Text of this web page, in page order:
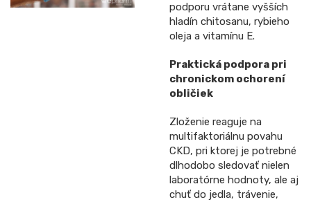
podporu vrátane vyšších
hladín chitosanu, rybieho
oleja a vitamínu E.
Praktická podpora pri
chronickom ochorení
obličiek
Zloženie reaguje na
multifaktoriálnu povahu
CKD, pri ktorej je potrebné
dlhodobo sledovať nielen
laboratórne hodnoty, ale aj
chuť do jedla, trávenie,